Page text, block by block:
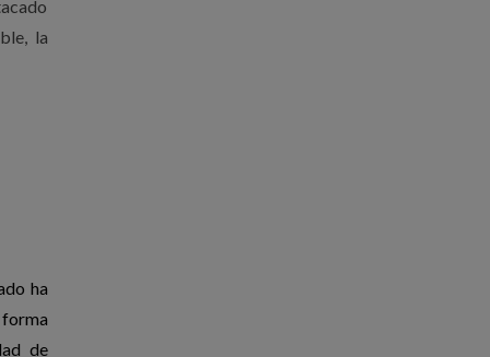
la
ha
de